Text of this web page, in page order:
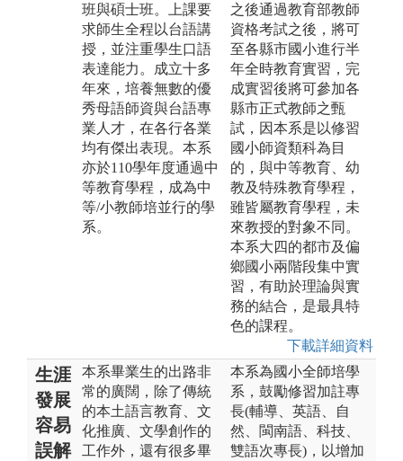
班與碩士班。上課要
求師生全程以台語講
授，並注重學生口語
表達能力。成立十多
年來，培養無數的優
秀母語師資與台語專
業人才，在各行各業
均有傑出表現。本系
亦於110學年度通過中
等教育學程，成為中
等/小教師培並行的學
系。
之後通過教育部教師
資格考試之後，將可
至各縣市國小進行半
年全時教育實習，完
成實習後將可參加各
縣市正式教師之甄
試，因本系是以修習
國小師資類科為目
的，與中等教育、幼
教及特殊教育學程，
雖皆屬教育學程，未
來教授的對象不同。
本系大四的都市及偏
鄉國小兩階段集中實
習，有助於理論與實
務的結合，是最具特
色的課程。
下載詳細資料
生涯
發展
容易
誤解
本系畢業生的出路非
常的廣闊，除了傳統
的本土語言教育、文
化推廣、文學創作的
工作外，還有很多畢
本系為國小全師培學
系，鼓勵修習加註專
長(輔導、英語、自
然、閩南語、科技、
雙語次專長)，以增加